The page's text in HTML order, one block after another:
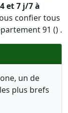
et 7 j/7 à
confier tous
91 () .
un de
plus brefs